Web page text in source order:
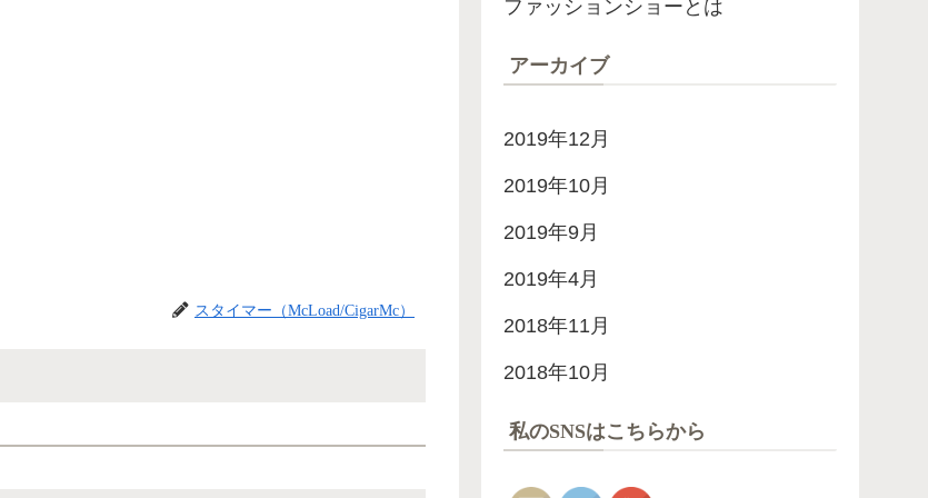
スタイマー（McLoad/CigarMc）
ファッションショーとは
アーカイブ
2019年12月
2019年10月
2019年9月
2019年4月
2018年11月
2018年10月
私のSNSはこちらから